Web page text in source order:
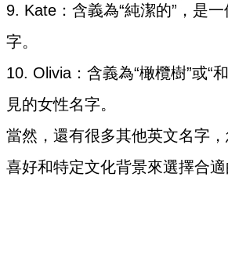
9. Kate：含義為“純潔的”，是
字。
10. Olivia：含義為“橄欖樹”或“
見的女性名字。
當然，還有很多其他英文名字
喜好和特定文化背景來選擇合適